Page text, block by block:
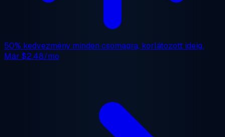
50% kedvezmény minden csomagra, korlátozott ideig.
Már $2.48/mo